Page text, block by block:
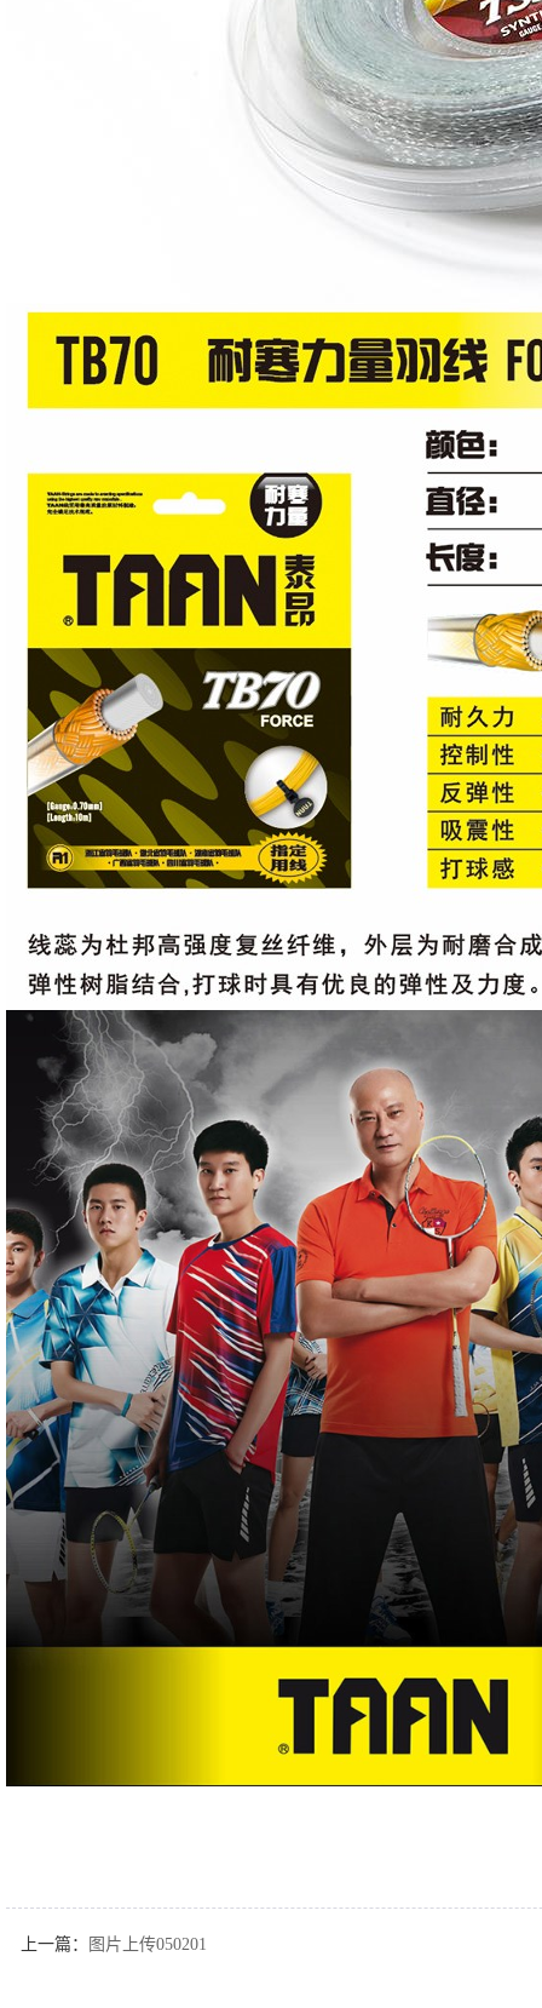
上一篇： 图片上传050201